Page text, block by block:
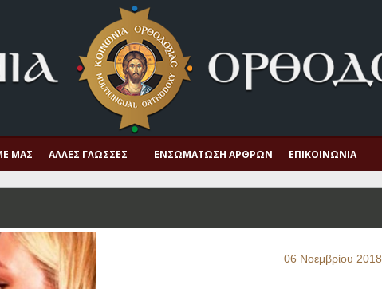
ΜΑΣ ΆΛΛΕΣ ΓΛΏΣΣΕΣ ΕΝΣΩΜΆΤΩΣΗ ΆΡΘΡΩΝ ΕΠΙΚΟΙΝΩΝΊΑ
06 Νοεμβρίου 2018